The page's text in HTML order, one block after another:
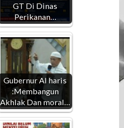
GT Di Dinas
Perikanan…
Gubernur Al haris
:Membangun
Akhlak Dan moral…